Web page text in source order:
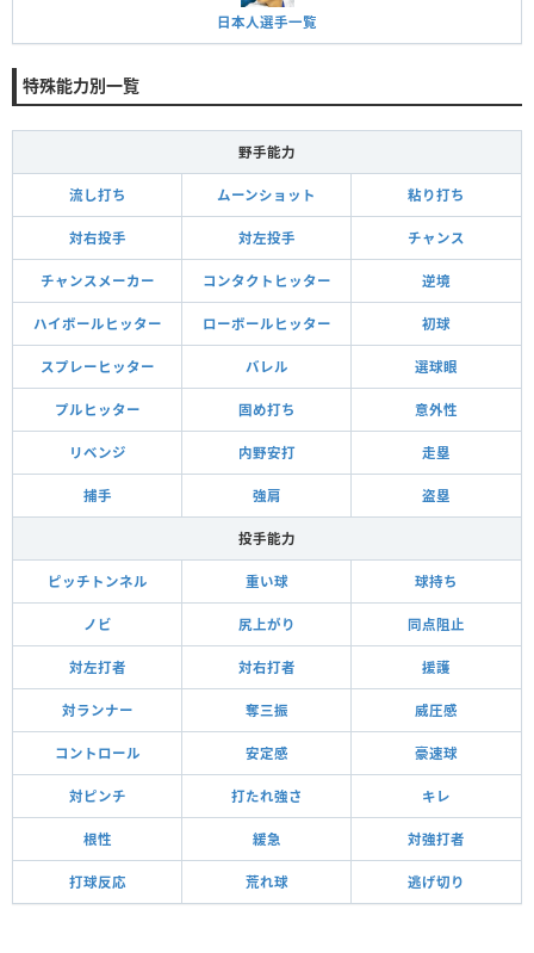
日本人選手一覧
特殊能力別一覧
野手能力
流し打ち ムーンショット 粘り打ち
対右投手 対左投手 チャンス
チャンスメーカー コンタクトヒッター 逆境
ハイボールヒッター ローボールヒッター 初球
スプレーヒッター バレル 選球眼
プルヒッター 固め打ち 意外性
リベンジ 内野安打 走塁
捕手 強肩 盗塁
投手能力
ピッチトンネル 重い球 球持ち
ノビ 尻上がり 同点阻止
対左打者 対右打者 援護
対ランナー 奪三振 威圧感
コントロール 安定感 豪速球
対ピンチ 打たれ強さ キレ
根性 緩急 対強打者
打球反応 荒れ球 逃げ切り